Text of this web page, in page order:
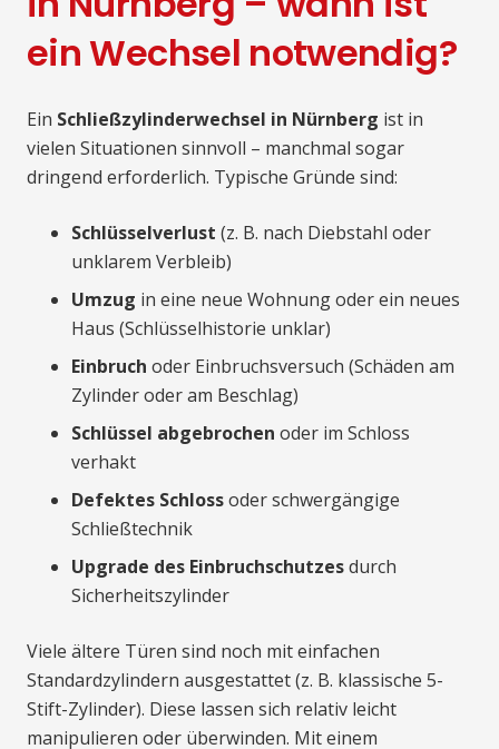
ein Wechsel notwendig?
Ein Schließzylinderwechsel in Nürnberg ist in
vielen Situationen sinnvoll – manchmal sogar
dringend erforderlich. Typische Gründe sind:
Schlüsselverlust (z. B. nach Diebstahl oder
unklarem Verbleib)
Umzug in eine neue Wohnung oder ein neues
Haus (Schlüsselhistorie unklar)
Einbruch oder Einbruchsversuch (Schäden am
Zylinder oder am Beschlag)
Schlüssel abgebrochen oder im Schloss
verhakt
Defektes Schlossoder schwergängige
Schließtechnik
Upgrade des Einbruchschutzesdurch
Sicherheitszylinder
Viele ältere Türen sind noch mit einfachen
Standardzylindern ausgestattet (z. B. klassische 5-
Stift-Zylinder). Diese lassen sich relativ leicht
manipulieren oder überwinden. Mit einem